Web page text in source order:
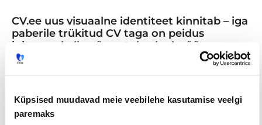
Küpsised muudavad meie veebilehe kasutamise veelgi
paremaks
CV.ee uus visuaalne identiteet kinnitab – iga
paberile trükitud CV taga on peidus
inimene, kelle põues tuksub elurõõmus
süda.
palgaga töö
kodukontor